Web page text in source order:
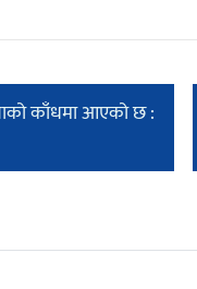
काँधमा आएको छ :